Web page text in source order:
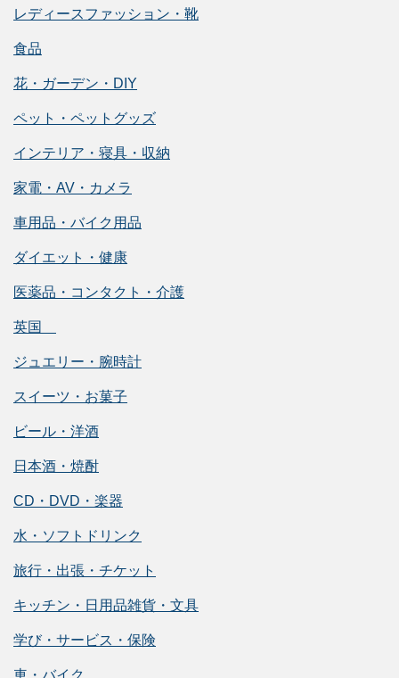
レディースファッション・靴
食品
花・ガーデン・DIY
ペット・ペットグッズ
インテリア・寝具・収納
家電・AV・カメラ
車用品・バイク用品
ダイエット・健康
医薬品・コンタクト・介護
英国
ジュエリー・腕時計
スイーツ・お菓子
ビール・洋酒
日本酒・焼酎
CD・DVD・楽器
水・ソフトドリンク
旅行・出張・チケット
キッチン・日用品雑貨・文具
学び・サービス・保険
車・バイク